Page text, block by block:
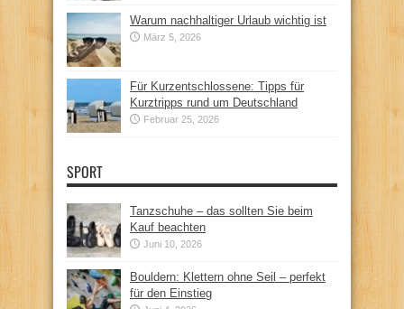
Warum nachhaltiger Urlaub wichtig ist
März 5, 2026
Für Kurzentschlossene: Tipps für
Kurztripps rund um Deutschland
Februar 25, 2026
SPORT
Tanzschuhe – das sollten Sie beim
Kauf beachten
Juni 10, 2026
Bouldern: Klettern ohne Seil – perfekt
für den Einstieg